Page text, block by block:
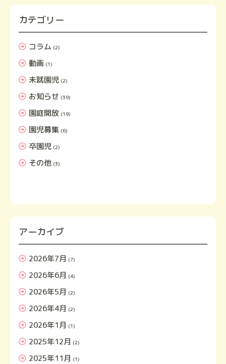
カテゴリー
コラム (2)
動画 (1)
未就園児(2)
お知らせ (39)
園庭開放 (19)
園児募集(6)
卒園児(2)
その他(3)
アーカイブ
2026年7月 (7)
2026年6月 (4)
2026年5月 (2)
2026年4月 (2)
2026年1月 (1)
2025年12月 (2)
2025年11月 (1)